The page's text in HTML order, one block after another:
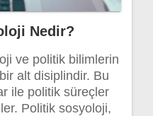
Nedir?
ve politik bilimlerin
alt disiplindir. Bu
ile politik süreçler
Politik sosyoloji,